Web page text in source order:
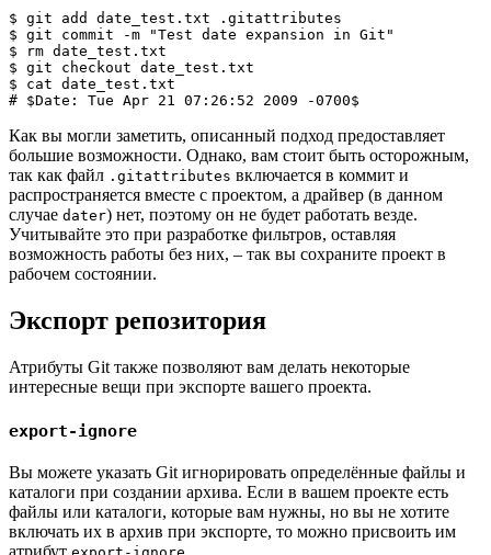
$ git add
date_test.txt .gitattributes
$ git commit -m
"Test date expansion in Git"
$
rm date_test.txt
$ git checkout date_test.txt
$ cat
# $Date: Tue Apr 21 07:26:52 2009 -0700$
Как вы могли заметить, описанный подход предоставляет
большие возможности. Однако, вам стоит быть осторожным,
так как файл .gitattributes включается в коммит и
распространяется вместе с проектом, а драйвер (в данном
случае dater) нет, поэтому он не будет работать везде.
Учитывайте это при разработке фильтров, оставляя
возможность работы без них, – так вы сохраните проект в
рабочем состоянии.
Экспорт репозитория
Атрибуты Git также позволяют вам делать некоторые
интересные вещи при экспорте вашего проекта.
export-ignore
Вы можете указать Git игнорировать определённые файлы и
каталоги при создании архива. Если в вашем проекте есть
файлы или каталоги, которые вам нужны, но вы не хотите
включать их в архив при экспорте, то можно присвоить им
атрибут